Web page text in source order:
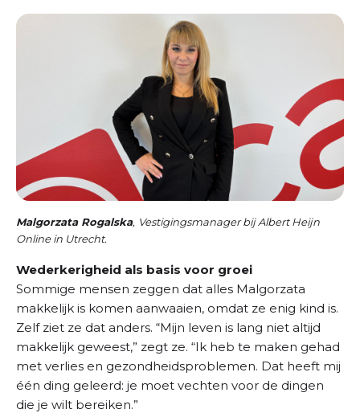
Malgorzata Rogalska, Vestigingsmanager bij Albert Heijn
Online in Utrecht.
Wederkerigheid als basis voor groei
Sommige mensen zeggen dat alles Malgorzata
makkelijk is komen aanwaaien, omdat ze enig kind is.
Zelf ziet ze dat anders. “Mijn leven is lang niet altijd
makkelijk geweest,” zegt ze. “Ik heb te maken gehad
met verlies en gezondheidsproblemen. Dat heeft mij
één ding geleerd: je moet vechten voor de dingen
die je wilt bereiken.”